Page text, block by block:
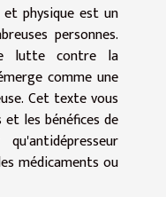
physique est un
personnes.
lutte contre la
comme une
Cet texte vous
les bénéfices de
médicaments ou